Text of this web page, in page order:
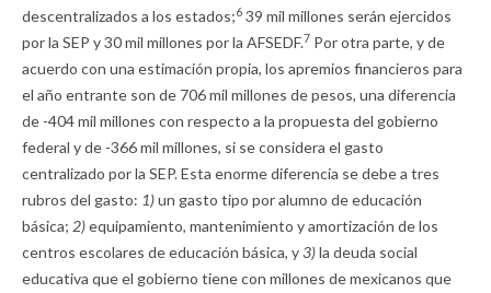
descentralizados a los estados;6 39 mil millones serán ejercidos
por la SEP y 30 mil millones por la AFSEDF.7 Por otra parte, y de
acuerdo con una estimación propia, los apremios financieros para
el año entrante son de 706 mil millones de pesos, una diferencia
de -404 mil millones con respecto a la propuesta del gobierno
federal y de -366 mil millones, si se considera el gasto
centralizado por la SEP. Esta enorme diferencia se debe a tres
rubros del gasto: 1)un gasto tipo por alumno de educación
básica; 2)equipamiento, mantenimiento y amortización de los
centros escolares de educación básica, y3)la deuda social
educativa que el gobierno tiene con millones de mexicanos que